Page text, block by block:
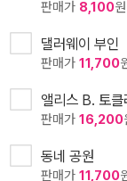
판매가 8,100원
댈러웨이 부인
판매가 11,700
앨리스 B. 토
판매가 16,200
동네 공원
판매가 11,700